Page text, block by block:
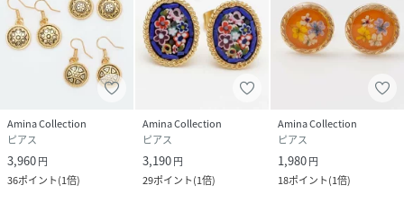
Amina Collection
ピアス
3,960円
36ポイント(1倍)
Amina Collection
ピアス
3,190円
29ポイント(1倍)
Amina Collection
ピアス
1,980円
18ポイント(1倍)